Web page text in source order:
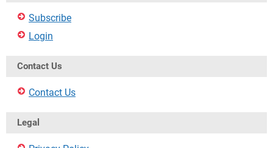
Subscribe
Login
Contact Us
Contact Us
Legal